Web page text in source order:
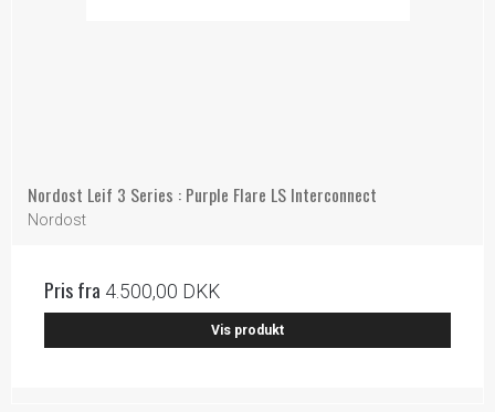
Nordost Leif 3 Series : Purple Flare LS Interconnect
Nordost
Pris fra 4.500,00 DKK
Vis produkt